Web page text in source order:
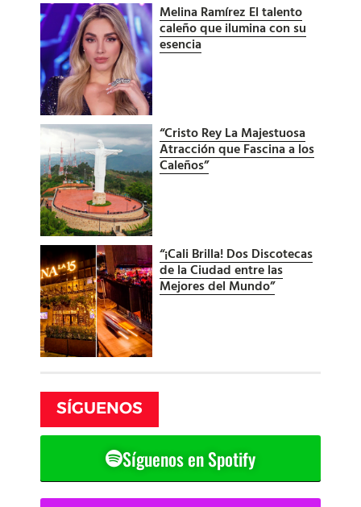
Melina Ramírez El talento
caleño que ilumina con su
esencia
“Cristo Rey La Majestuosa
Atracción que Fascina a los
Caleños”
“¡Cali Brilla! Dos Discotecas
de la Ciudad entre las
Mejores del Mundo”
SÍGUENOS
Síguenos en Spotify